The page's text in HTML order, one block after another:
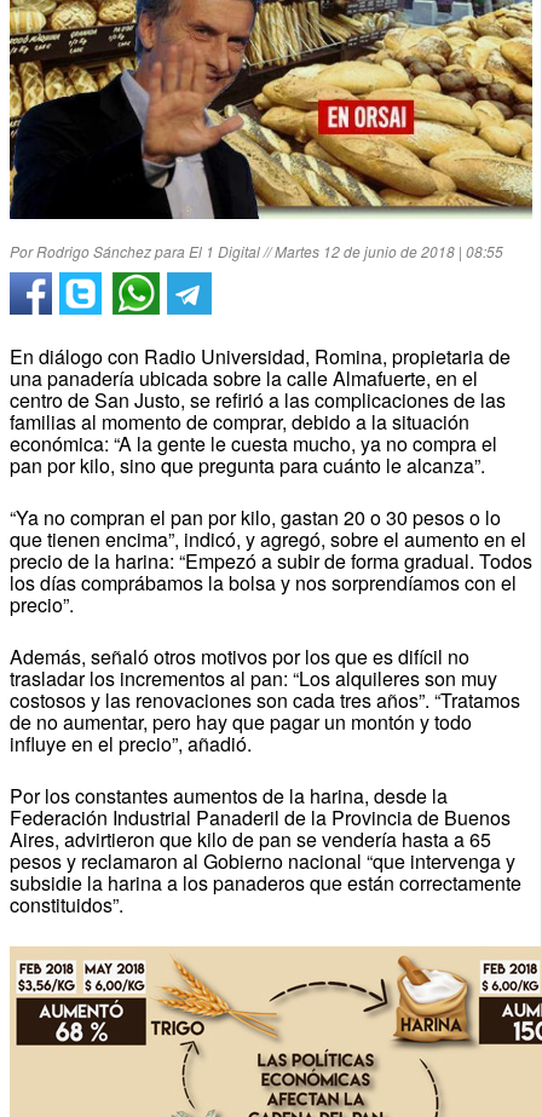
Por Rodrigo Sánchez para El 1 Digital // Martes 12 de junio de 2018 | 08:55
En diálogo con Radio Universidad, Romina, propietaria de
una panadería ubicada sobre la calle Almafuerte, en el
centro de San Justo, se refirió a las complicaciones de las
familias al momento de comprar, debido a la situación
económica: “A la gente le cuesta mucho, ya no compra el
pan por kilo, sino que pregunta para cuánto le alcanza”.
“Ya no compran el pan por kilo, gastan 20 o 30 pesos o lo
que tienen encima”, indicó, y agregó, sobre el aumento en el
precio de la harina: “Empezó a subir de forma gradual. Todos
los días comprábamos la bolsa y nos sorprendíamos con el
precio”.
Además, señaló otros motivos por los que es difícil no
trasladar los incrementos al pan: “Los alquileres son muy
costosos y las renovaciones son cada tres años”. “Tratamos
de no aumentar, pero hay que pagar un montón y todo
influye en el precio”, añadió.
Por los constantes aumentos de la harina, desde la
Federación Industrial Panaderil de la Provincia de Buenos
Aires, advirtieron que kilo de pan se vendería hasta a 65
pesos y reclamaron al Gobierno nacional “que intervenga y
subsidie la harina a los panaderos que están correctamente
constituidos”.